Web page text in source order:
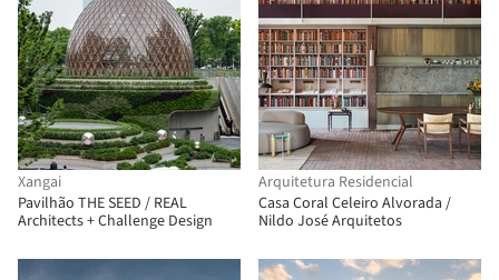
Xangai
Pavilhão THE SEED / REAL
Architects + Challenge Design
Arquitetura Residencial
Casa Coral Celeiro Alvorada /
Nildo José Arquitetos